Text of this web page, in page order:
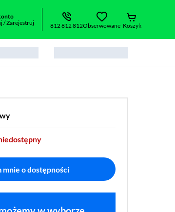
/ Zarejestruj
812 812 812Obserwowane Koszyk
mnie o dostępności